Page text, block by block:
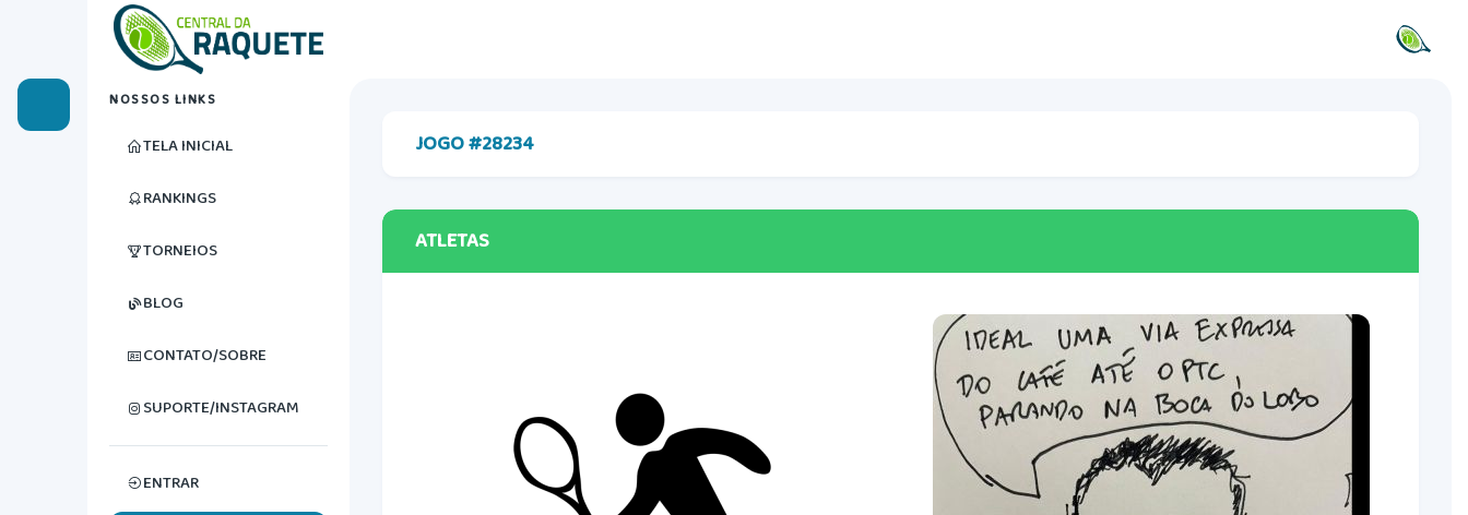
NOSSOS LINKS
TELA INICIAL
RANKINGS
TORNEIOS
BLOG
CONTATO/SOBRE
SUPORTE/INSTAGRAM
ENTRAR
JOGO #28234
ATLETAS